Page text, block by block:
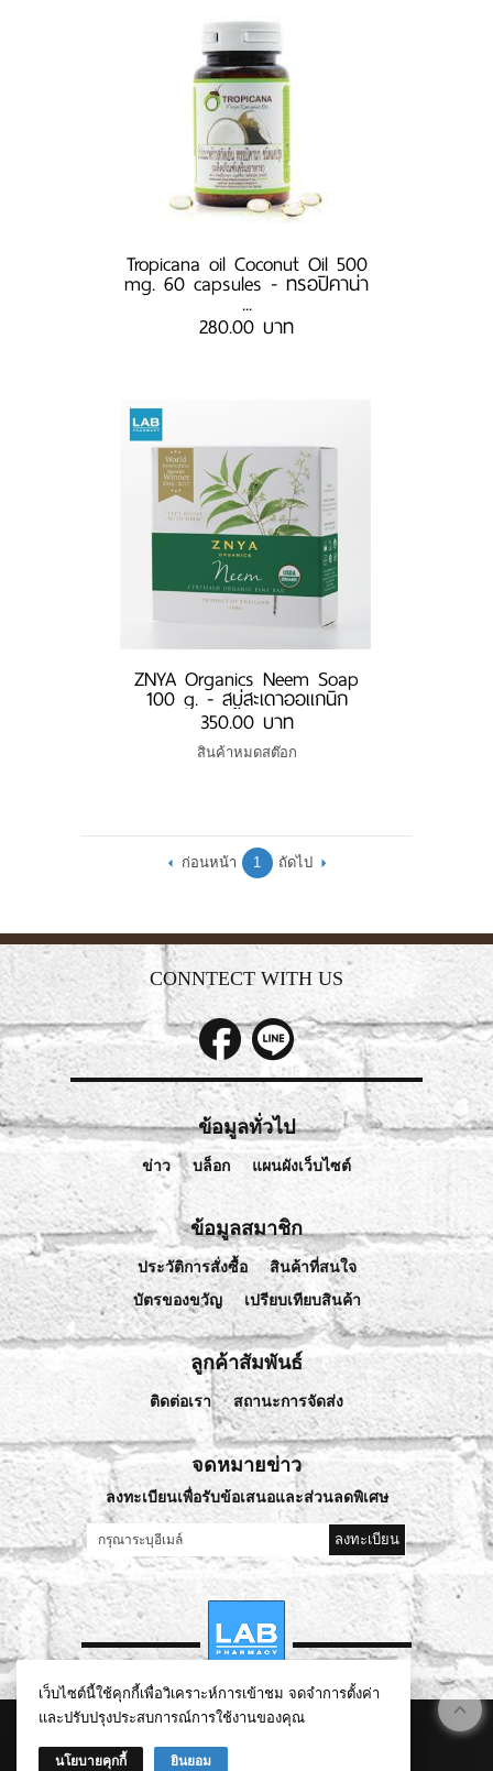
Tropicana oil Coconut Oil 500
mg. 60 capsules - ทรอปิคาน่า
...
280.00 บาท
ZNYA Organics Neem Soap
100 g. - สบู่สะเดาออแกนิก
350.00 บาท
สินค้าหมดสต๊อก
ก่อนหน้า 1 ถัดไป
CONNTECT WITH US
ข้อมูลทั่วไป
ข่าว บล็อก แผนผังเว็บไซต์
ข้อมูลสมาชิก
ประวัติการสั่งซื้อ
สินค้าที่สนใจ
บัตรของขวัญ
เปรียบเทียบสินค้า
ลูกค้าสัมพันธ์
ติดต่อเรา สถานะการจัดส่ง
จดหมายข่าว
ลงทะเบียนเพื่อรับข้อเสนอและส่วนลดพิเศษ
ลงทะเบียน
©2026lablivehealthy.com All Rights Reserved.
เว็บไซต์นี้ใช้คุกกี้เพื่อวิเคราะห์การเข้าชม จดจำการตั้งค่า
และปรับปรุงประสบการณ์การใช้งานของคุณ
นโยบายคุกกี้ ยินยอม